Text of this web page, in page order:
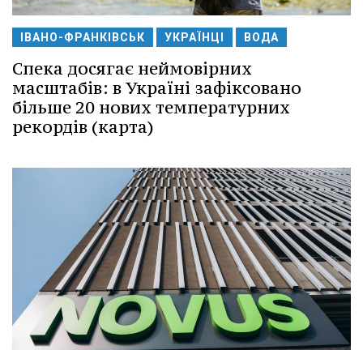
ІВАНО-ФРАНКІВСЬК УКРАЇНЦІ ВОДА
Спека досягає неймовірних
масштабів: в Україні зафіксовано
більше 20 нових температурних
рекордів (карта)